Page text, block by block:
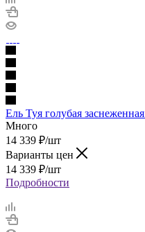
Ель Туя голубая
Много
14 339 ₽/шт
Варианты цен
14 339 ₽/шт
Подробности